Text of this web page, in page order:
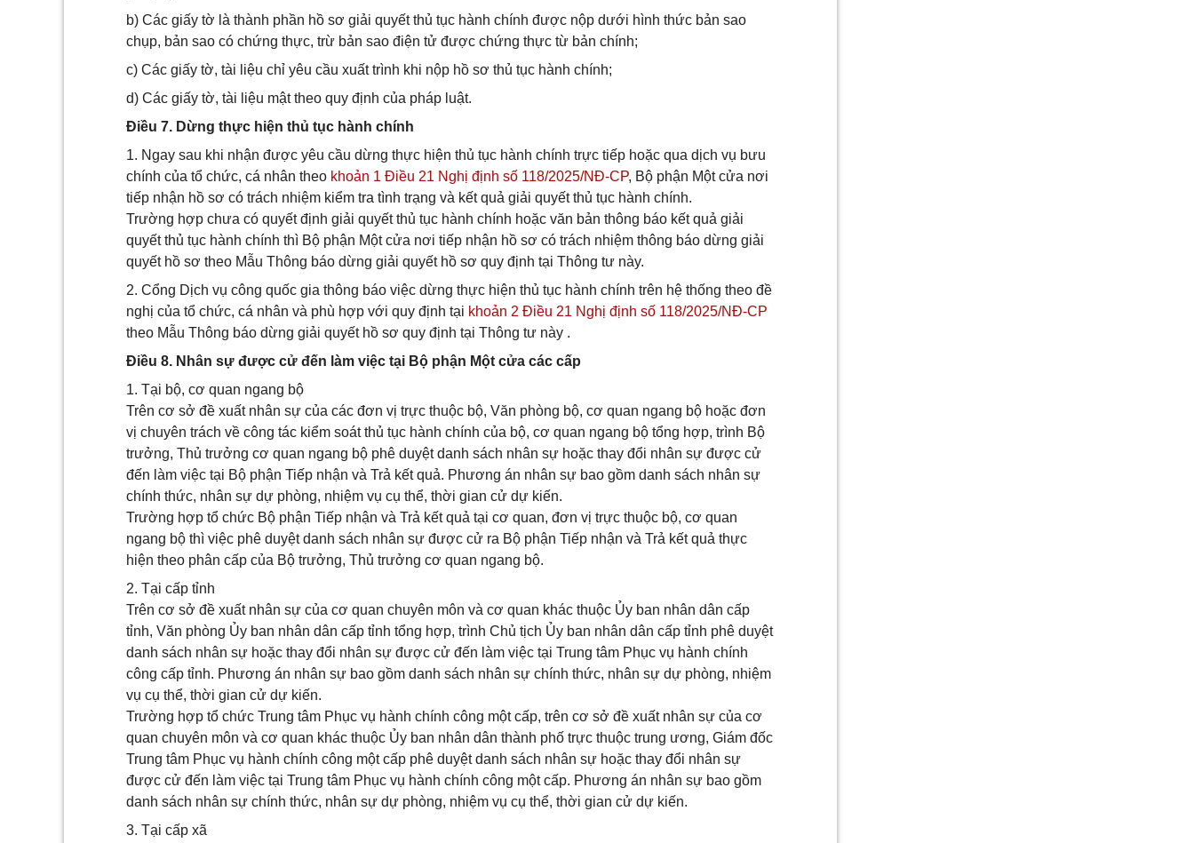
b) Các giấy tờ là thành phần hồ sơ giải quyết thủ tục hành chính được nộp dưới hình thức bản sao
chụp, bản sao có chứng thực, trừ bản sao điện tử được chứng thực từ bản chính;
c) Các giấy tờ, tài liệu chỉ yêu cầu xuất trình khi nộp hồ sơ thủ tục hành chính;
d) Các giấy tờ, tài liệu mật theo quy định của pháp luật.
Điều 7. Dừng thực hiện thủ tục hành chính
1. Ngay sau khi nhận được yêu cầu dừng thực hiện thủ tục hành chính trực tiếp hoặc qua dịch vụ bưu
chính của tổ chức, cá nhân theo khoản 1 Điều 21 Nghị định số 118/2025/NĐ-CP, Bộ phận Một cửa nơi
tiếp nhận hồ sơ có trách nhiệm kiểm tra tình trạng và kết quả giải quyết thủ tục hành chính.
Trường hợp chưa có quyết định giải quyết thủ tục hành chính hoặc văn bản thông báo kết quả giải
quyết thủ tục hành chính thì Bộ phận Một cửa nơi tiếp nhận hồ sơ có trách nhiệm thông báo dừng giải
quyết hồ sơ theo Mẫu Thông báo dừng giải quyết hồ sơ quy định tại Thông tư này.
2. Cổng Dịch vụ công quốc gia thông báo việc dừng thực hiện thủ tục hành chính trên hệ thống theo đề
nghị của tổ chức, cá nhân và phù hợp với quy định tại khoản 2 Điều 21 Nghị định số 118/2025/NĐ-CP
theo Mẫu Thông báo dừng giải quyết hồ sơ quy định tại Thông tư này .
Điều 8. Nhân sự được cử đến làm việc tại Bộ phận Một cửa các cấp
1. Tại bộ, cơ quan ngang bộ
Trên cơ sở đề xuất nhân sự của các đơn vị trực thuộc bộ, Văn phòng bộ, cơ quan ngang bộ hoặc đơn
vị chuyên trách về công tác kiểm soát thủ tục hành chính của bộ, cơ quan ngang bộ tổng hợp, trình Bộ
trưởng, Thủ trưởng cơ quan ngang bộ phê duyệt danh sách nhân sự hoặc thay đổi nhân sự được cử
đến làm việc tại Bộ phận Tiếp nhận và Trả kết quả. Phương án nhân sự bao gồm danh sách nhân sự
chính thức, nhân sự dự phòng, nhiệm vụ cụ thể, thời gian cử dự kiến.
Trường hợp tổ chức Bộ phận Tiếp nhận và Trả kết quả tại cơ quan, đơn vị trực thuộc bộ, cơ quan
ngang bộ thì việc phê duyệt danh sách nhân sự được cử ra Bộ phận Tiếp nhận và Trả kết quả thực
hiện theo phân cấp của Bộ trưởng, Thủ trưởng cơ quan ngang bộ.
2. Tại cấp tỉnh
Trên cơ sở đề xuất nhân sự của cơ quan chuyên môn và cơ quan khác thuộc Ủy ban nhân dân cấp
tỉnh, Văn phòng Ủy ban nhân dân cấp tỉnh tổng hợp, trình Chủ tịch Ủy ban nhân dân cấp tỉnh phê duyệt
danh sách nhân sự hoặc thay đổi nhân sự được cử đến làm việc tại Trung tâm Phục vụ hành chính
công cấp tỉnh. Phương án nhân sự bao gồm danh sách nhân sự chính thức, nhân sự dự phòng, nhiệm
vụ cụ thể, thời gian cử dự kiến.
Trường hợp tổ chức Trung tâm Phục vụ hành chính công một cấp, trên cơ sở đề xuất nhân sự của cơ
quan chuyên môn và cơ quan khác thuộc Ủy ban nhân dân thành phố trực thuộc trung ương, Giám đốc
Trung tâm Phục vụ hành chính công một cấp phê duyệt danh sách nhân sự hoặc thay đổi nhân sự
được cử đến làm việc tại Trung tâm Phục vụ hành chính công một cấp. Phương án nhân sự bao gồm
danh sách nhân sự chính thức, nhân sự dự phòng, nhiệm vụ cụ thể, thời gian cử dự kiến.
3. Tại cấp xã